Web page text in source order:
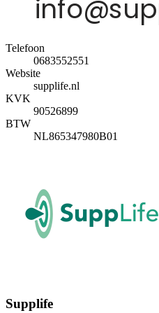
Telefoon
0683552551
Website
supplife.nl
KVK
90526899
BTW
NL865347980B01
Supplife